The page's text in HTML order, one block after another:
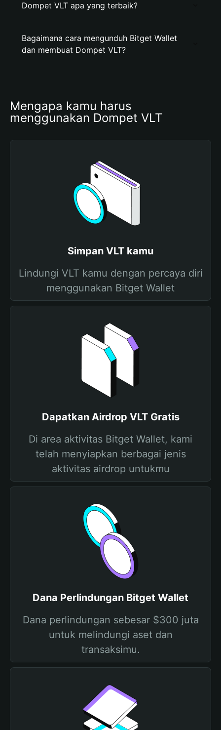
Dompet VLT apa yang terbaik?
Bagaimana cara mengunduh Bitget Wallet
dan membuat Dompet VLT?
Mengapa kamu harus
menggunakan Dompet VLT
Simpan VLT kamu
Lindungi VLT kamu dengan percaya diri
menggunakan Bitget Wallet
Dapatkan Airdrop VLT Gratis
Di area aktivitas Bitget Wallet, kami
telah menyiapkan berbagai jenis
aktivitas airdrop untukmu
Dana Perlindungan Bitget Wallet
Dana perlindungan sebesar $300 juta
untuk melindungi aset dan
transaksimu.